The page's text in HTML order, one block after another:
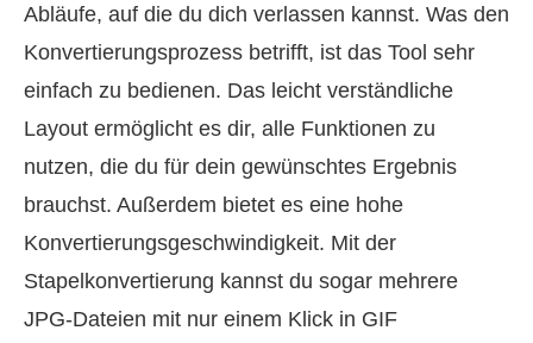
Abläufe, auf die du dich verlassen kannst. Was den
Konvertierungsprozess betrifft, ist das Tool sehr
einfach zu bedienen. Das leicht verständliche
Layout ermöglicht es dir, alle Funktionen zu
nutzen, die du für dein gewünschtes Ergebnis
brauchst. Außerdem bietet es eine hohe
Konvertierungsgeschwindigkeit. Mit der
Stapelkonvertierung kannst du sogar mehrere
JPG-Dateien mit nur einem Klick in GIF